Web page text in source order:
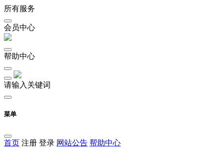
所有服务
会员中心
帮助中心
请输入关键词
菜单
首页 注册 登录 网站公告 帮助中心